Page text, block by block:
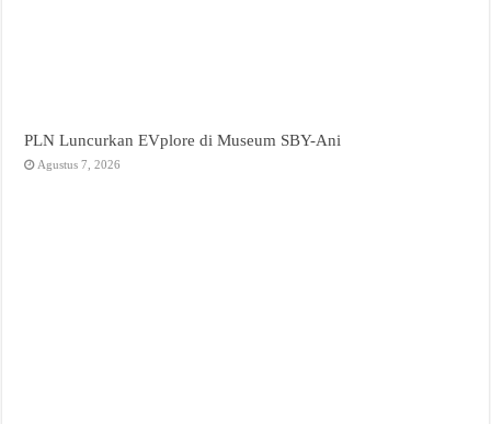
PLN Luncurkan EVplore di Museum SBY-Ani
Agustus 7, 2026